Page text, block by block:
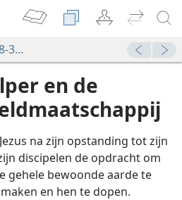
332
en de
na zijn opstanding tot zijn
discipelen de opdracht om
gehele bewoonde aarde te
en hen te dopen.